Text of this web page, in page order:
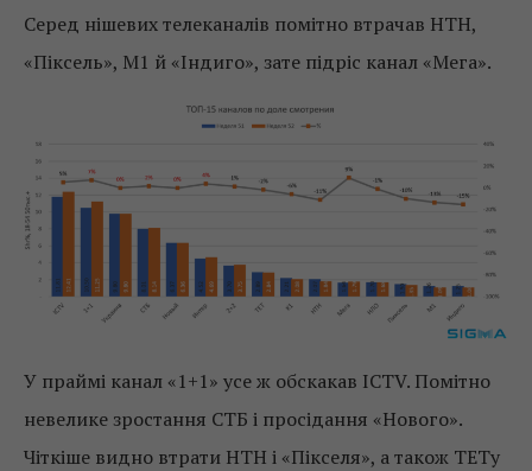
Серед нішевих телеканалів помітно втрачав НТН,
«Піксель», М1 й «Індиго», зате підріс канал «Мега».
У праймі канал «1+1» усе ж обскакав ICTV. Помітно
невелике зростання СТБ і просідання «Нового».
Чіткіше видно втрати НТН і «Пікселя», а також ТЕТу